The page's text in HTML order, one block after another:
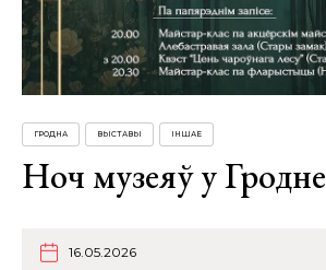
ГРОДНА ВЫСТАВЫ ІНШАЕ
Ноч музеяў у Гродне
16.05.2026